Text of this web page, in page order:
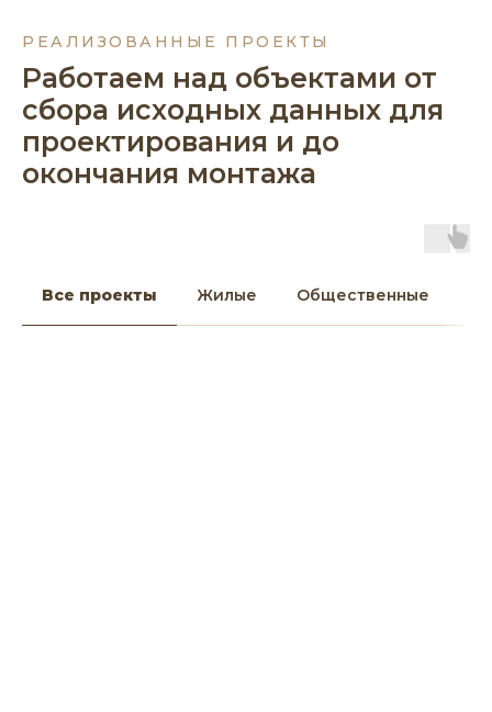
РЕАЛИЗОВАННЫЕ ПРОЕКТЫ
Работаем над объектами от
сбора исходных данных для
проектирования и до
окончания монтажа
Все проекты Жилые Общественные